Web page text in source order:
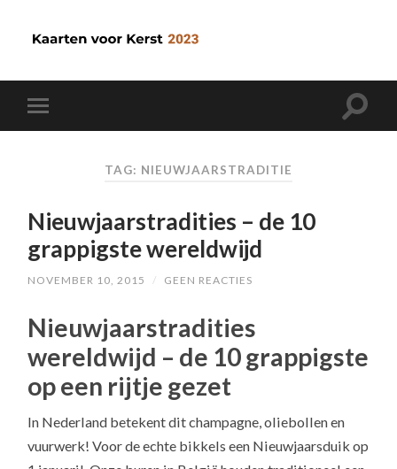
TAG: NIEUWJAARSTRADITIE
Nieuwjaarstradities – de 10
grappigste wereldwijd
NOVEMBER 10, 2015 / GEEN REACTIES
Nieuwjaarstradities
wereldwijd – de 10 grappigste
op een rijtje gezet
In Nederland betekent dit champagne, oliebollen en
vuurwerk! Voor de echte bikkels een Nieuwjaarsduik op